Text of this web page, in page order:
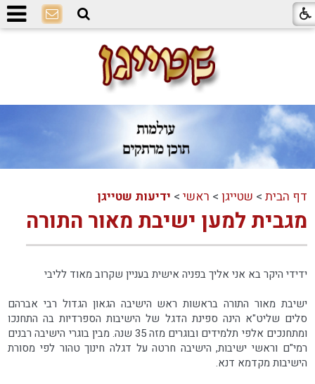
דף הבית > שטייגן > ראשי > ידיעות שטייגן
מגבית למען ישיבת מאור התורה
ידידי היקר בא אני אליך בפניה אישית בעניין שקרוב מאוד לליבי
ישיבת מאור התורה בראשות ראש הישיבה הגאון הגדול רבי אברהם
סלים שליט"א הינה ספינת הדגל של הישיבות הספרדיות בה התחנכו
ומתחנכים אלפי תלמידים ובוגרים מזה 35 שנה. מבין בוגרי הישיבה רבנים
רמי"ם וראשי ישיבות, הישיבה חרטה על דגלה חינוך טהור לפי מסורת
הישיבות מקדמא דנא.